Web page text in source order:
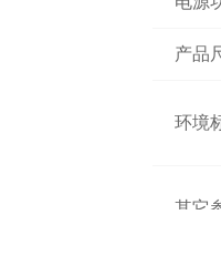
产品
环境
其它